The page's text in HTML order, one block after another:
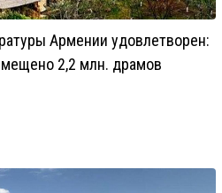
Армении удовлетворен:
2,2 млн. драмов